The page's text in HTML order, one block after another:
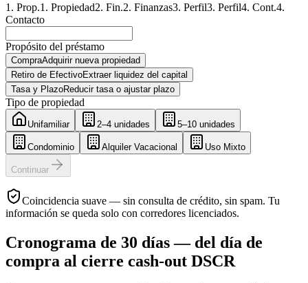
1 . Prop.1 . Propiedad2. Fin.2. Finanzas3. Perfil3. Perfil4. Cont.4.
Contacto
Propósito del préstamo
CompraAdquirir nueva propiedad
Retiro de EfectivoExtraer liquidez del capital
Tasa y PlazoReducir tasa o ajustar plazo
Tipo de propiedad
Unifamiliar 2–4 unidades 5–10 unidades
Condominio Alquiler Vacacional Uso Mixto
Continuar
Coincidencia suave — sin consulta de crédito, sin spam. Tu
información se queda solo con corredores licenciados.
Cronograma de 30 días — del día de
compra al cierre cash-out DSCR